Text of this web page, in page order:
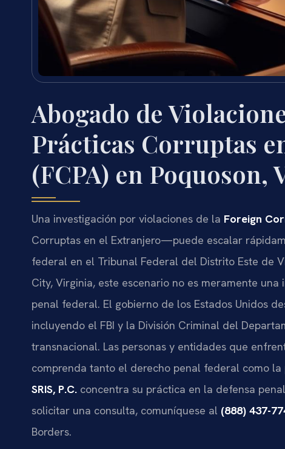
Abogado de
Prácticas Corruptas
(FCPA) en Poquoson,
Una investigación por violaciones de la Foreign
Corruptas en el Extranjero—puede escalar
federal en el Tribunal Federal del Distrito Este de
City, Virginia, este escenario no es meramente
penal federal. El gobierno de los Estados Unidos
incluyendo el FBI y la División Criminal del
transnacional. Las personas y entidades que
comprenda tanto el derecho penal federal como
SRIS, P.C. concentra su práctica en la defensa
solicitar una consulta, comuníquese al (888) 437-
Borders.